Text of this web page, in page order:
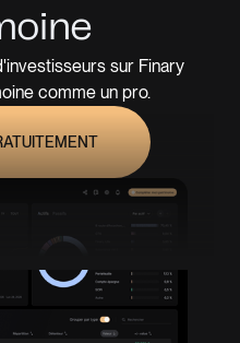
sur Finary
comme un pro.